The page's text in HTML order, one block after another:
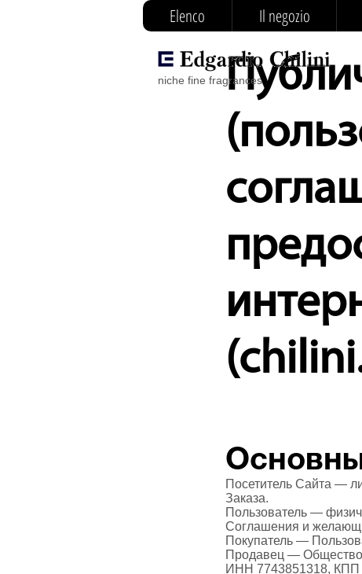
Elenco Il negozio
Посетитель Сайта —
Заказа.
Пользователь —
Соглашения и
Покупатель —
Продавец — Общество
ИНН 7743851318, КПП
niche fine fragrances